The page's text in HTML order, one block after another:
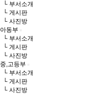
└ 부서소개
└ 게시판
└ 사진방
아동부
└ 부서소개
└ 게시판
└ 사진방
중,고등부
└ 부서소개
└ 게시판
└ 사진방